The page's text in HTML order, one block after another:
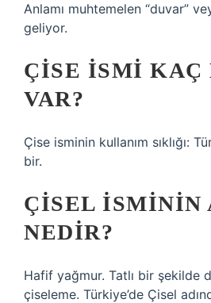
Anlamı muhtemelen “duvar”
geliyor.
ÇISE ISMI KAÇ
VAR?
Çise isminin kullanım sıklığı:
bir.
ÇISEL ISMININ
NEDIR?
Hafif yağmur. Tatlı bir şekilde
çiseleme. Türkiye’de Çisel